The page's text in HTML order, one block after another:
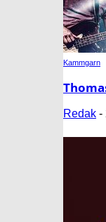
Kammgarn
Redak -